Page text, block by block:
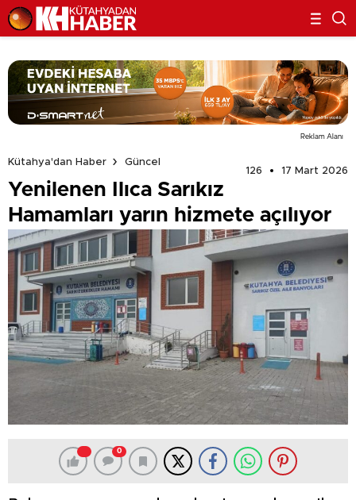
Reklam Alanı
Kütahya'dan Haber
Güncel
126
17 Mart 2026
Yenilenen Ilıca Sarıkız
Hamamları yarın hizmete açılıyor
0